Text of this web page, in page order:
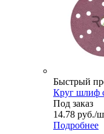
Быстрый
Круг шлиф
Под заказ
14.78 руб./
Подробнее